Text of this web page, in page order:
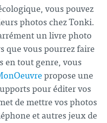
vous pouvez
photos chezTonki.
un livre photo
que vous pourrez faire
en tout genre, vous
propose une
pour éditer vos
de mettre vos photos
et autres jeux de